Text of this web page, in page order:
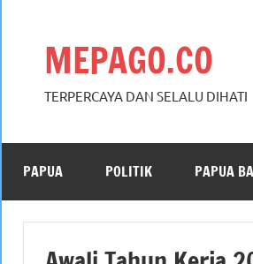
MEPAGO.CO
TERPERCAYA DAN SELALU DIHATI
PAPUA POLITIK PAPUA